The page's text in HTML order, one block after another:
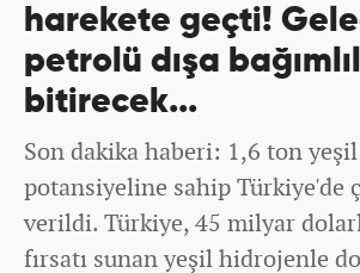
harekete geçti!
petrolü dışa
bitirecek...
Son dakika haberi: 1,6 ton
potansiyeline sahip Türkiye'de
verildi. Türkiye, 45 milyar
fırsatı sunan yeşil hidrojenle